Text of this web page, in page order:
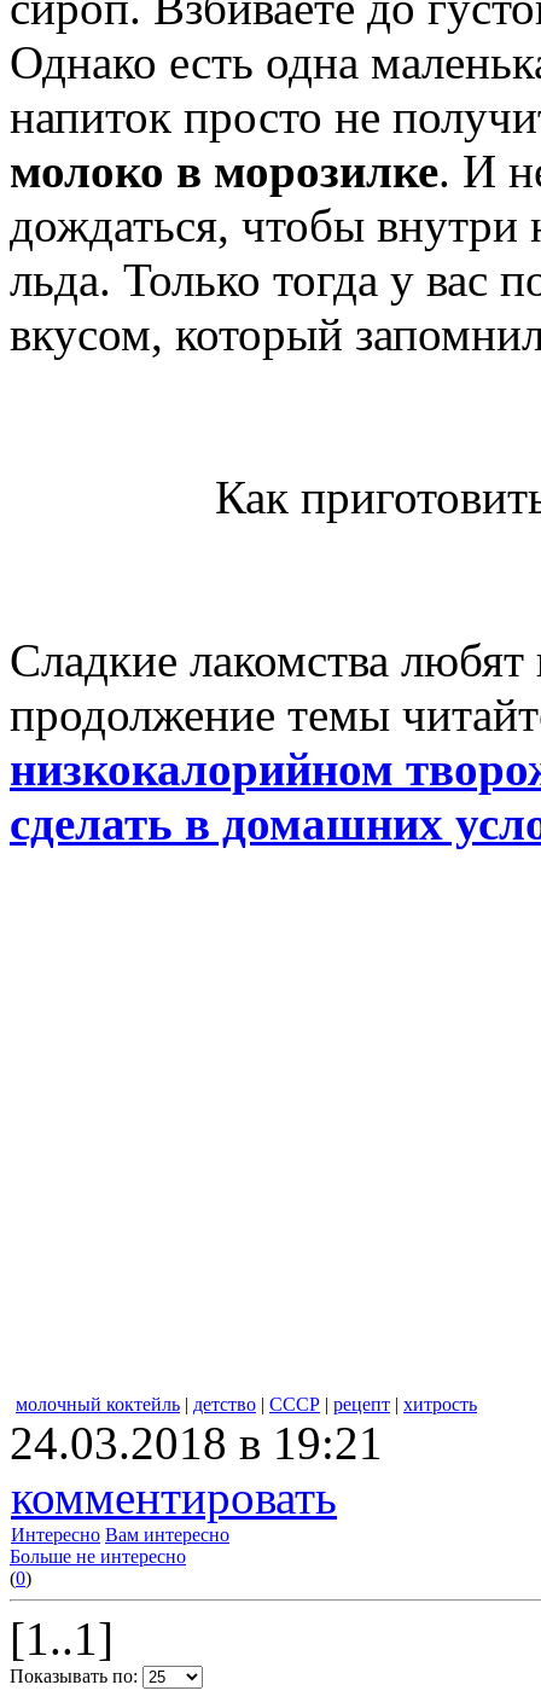
Однако есть одна
напиток просто не
молоко в морозилке. И
дождаться, чтобы внутри
льда. Только тогда у вас
вкусом, который
Как
Сладкие лакомства
продолжение темы
низкокалорийном
сделать в домашних
молочный коктейль | детство | СССР | рецепт | хитрость
24.03.2018 в 19:21
комментировать
Интересно Вам интересно
Больше не интересно
(0)
[1..1]
Показывать по: